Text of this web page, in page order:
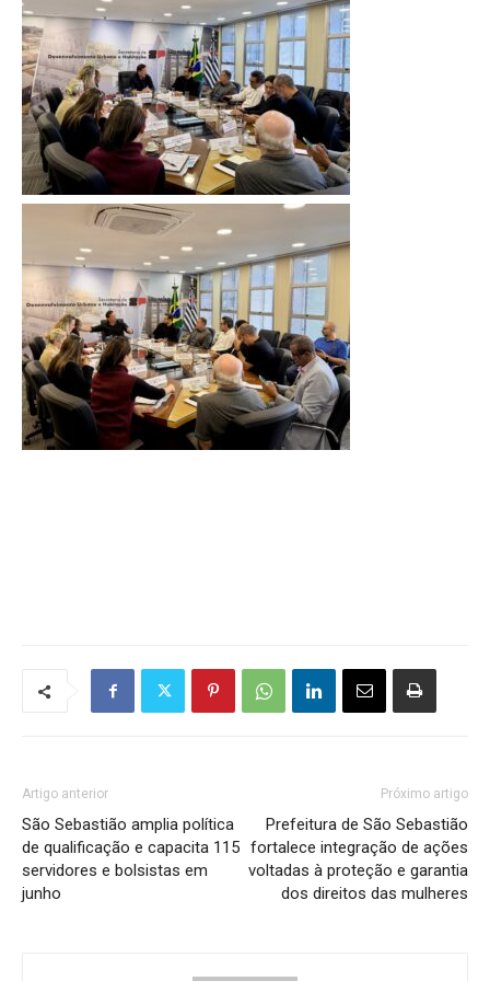
Artigo anterior
São Sebastião amplia política
de qualificação e capacita 115
servidores e bolsistas em
junho
Próximo artigo
Prefeitura de São Sebastião
fortalece integração de ações
voltadas à proteção e garantia
dos direitos das mulheres